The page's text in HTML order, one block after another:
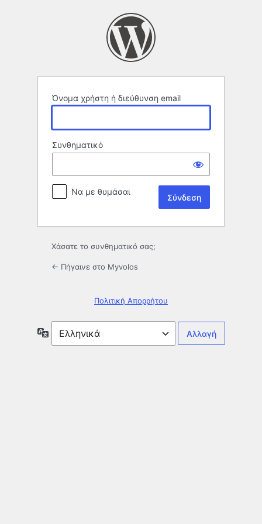
Όνομα χρήστη ή διεύθυνση email
Συνθηματικό
Να με θυμάσαι
Χάσατε το συνθηματικό σας;
← Πήγαινε στο Myvolos
Πολιτική Απορρήτου
Γλώσσα